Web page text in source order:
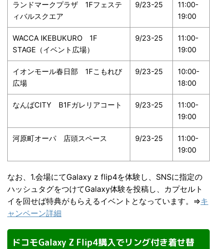
ランドマークプラザ 1Fフェステ
ィバルスクエア
9/23-25
11:00-
19:00
WACCA IKEBUKURO 1F
STAGE（イベント広場）
9/23-25
11:00-
19:00
イオンモール春日部 1Fこもれび
広場
9/23-25
10:00-
18:00
なんばCITY B1Fガレリアコート 9/23-25
11:00-
19:00
河原町オーパ 店頭スペース 9/23-25
11:00-
19:00
なお、1.会場にてGalaxy z flip4を体験し、SNSに指定の
ハッシュタグをつけてGalaxy体験を投稿し、カプセルト
イを回せば特典がもらえるイベントとなっています。⇒キ
ャンペーン詳細
ドコモGalaxy Z Flip4購入でリング付き着せ替